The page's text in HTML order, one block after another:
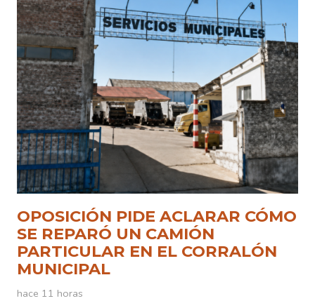
OPOSICIÓN PIDE ACLARAR CÓMO
SE REPARÓ UN CAMIÓN
PARTICULAR EN EL CORRALÓN
MUNICIPAL
hace 11 horas